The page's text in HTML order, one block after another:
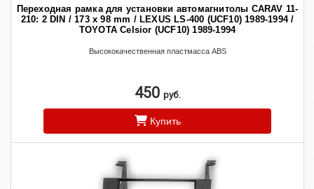
Переходная рамка для установки автомагнитолы CARAV 11-
210: 2 DIN / 173 x 98 mm / LEXUS LS-400 (UCF10) 1989-1994 /
TOYOTA Celsior (UCF10) 1989-1994
Высококачественная пластмасса ABS
450 руб.
Купить